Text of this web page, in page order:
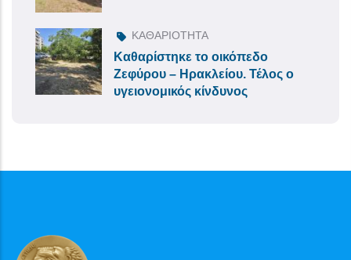
ΚΑΘΑΡΙΟΤΗΤΑ
Καθαρίστηκε το οικόπεδο
Ζεφύρου – Ηρακλείου. Τέλος ο
υγειονομικός κίνδυνος